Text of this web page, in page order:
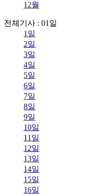
12월
전체기사 : 01일
1일
2일
3일
4일
5일
6일
7일
8일
9일
10일
11일
12일
13일
14일
15일
16일